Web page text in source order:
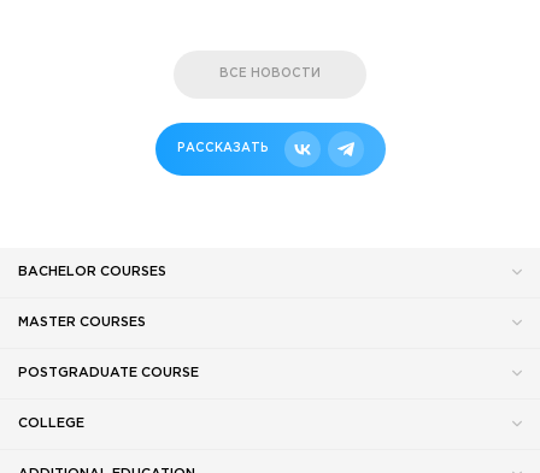
ВСЕ НОВОСТИ
РАССКАЗАТЬ
BACHELOR COURSES
MASTER COURSES
POSTGRADUATE COURSE
COLLEGE